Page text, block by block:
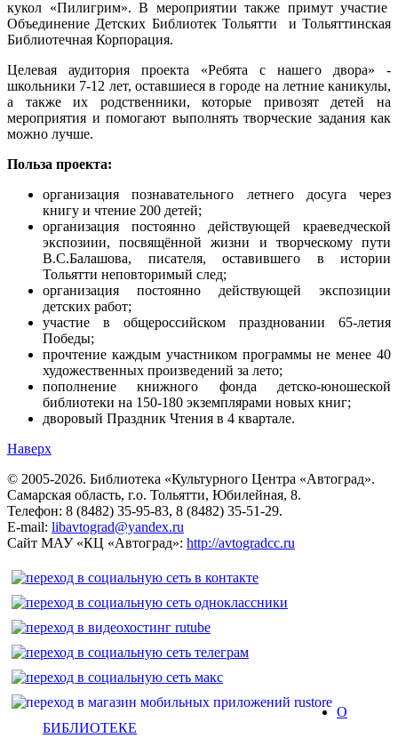
кукол «Пилигрим». В мероприятии также примут участие
Объединение Детских Библиотек Тольятти и Тольяттинская
Библиотечная Корпорация.
Целевая аудитория проекта «Ребята с нашего двора» -
школьники 7-12 лет, оставшиеся в городе на летние каникулы,
а также их родственники, которые привозят детей на
мероприятия и помогают выполнять творческие задания как
можно лучше.
Польза проекта:
организация познавательного летнего досуга через
книгу и чтение 200 детей;
организация постоянно действующей краеведческой
экспозиии, посвящённой жизни и творческому пути
В.С.Балашова, писателя, оставившего в истории
Тольятти неповторимый след;
организация постоянно действующей экспозиции
детских работ;
участие в общероссийском праздновании 65-летия
Победы;
прочтение каждым участником программы не менее 40
художественных произведений за лето;
пополнение книжного фонда детско-юношеской
библиотеки на 150-180 экземплярами новых книг;
дворовый Праздник Чтения в 4 квартале.
Наверх
© 2005-2026. Библиотека «Культурного Центра «Автоград».
Самарская область, г.о. Тольятти, Юбилейная, 8.
Телефон: 8 (8482) 35-95-83, 8 (8482) 35-51-29.
E-mail: libavtograd@yandex.ru
Сайт МАУ «КЦ «Автоград»: http://avtogradcc.ru
О
БИБЛИОТЕКЕ